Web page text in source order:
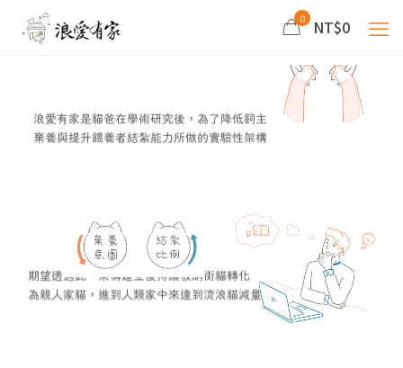
0 NT$0
浪愛有家是貓爸在學術研究後，為了降低飼主
棄養與提升餵養者結紮能力所做的實驗性架構
期望透過此一架構建立後持續吸納街貓轉化
為親人家貓，進到人類家中來達到流浪貓減量